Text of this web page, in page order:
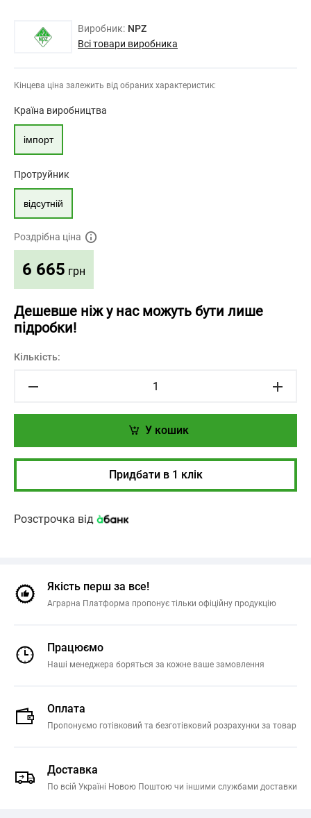
Виробник: NPZ
Всі товари виробника
Кінцева ціна залежить від обраних характеристик:
Країна виробництва
імпорт
Протруйник
відсутній
Роздрібна ціна
6 665 грн
Дешевше ніж у нас можуть бути лише
підробки!
Кількість:
У кошик
Придбати в 1 клік
Розстрочка від
Якість перш за все!
Аграрна Платформа пропонує тільки офіційну продукцію
Працюємо
Наші менеджера боряться за кожне ваше замовлення
Оплата
Пропонуємо готівковий та безготівковий розрахунки за товар
Доставка
По всій Україні Новою Поштою чи іншими службами доставки